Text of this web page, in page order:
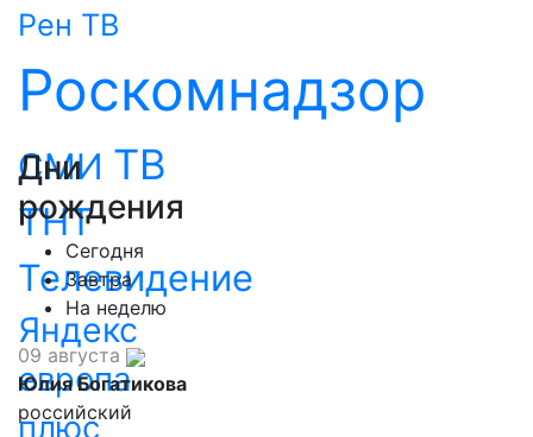
Рен ТВ
Роскомнадзор
СМИ ТВ
ТНТ
Телевидение
Яндекс
европа
плюс
Дни
рождения
Сегодня
Завтра
На неделю
09 августа
Юлия Богатикова
российский